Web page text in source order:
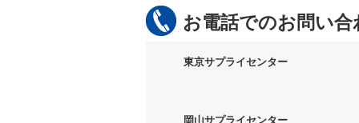
お電話でのお問い合
東京サプライセンター
岡山サプライセンター